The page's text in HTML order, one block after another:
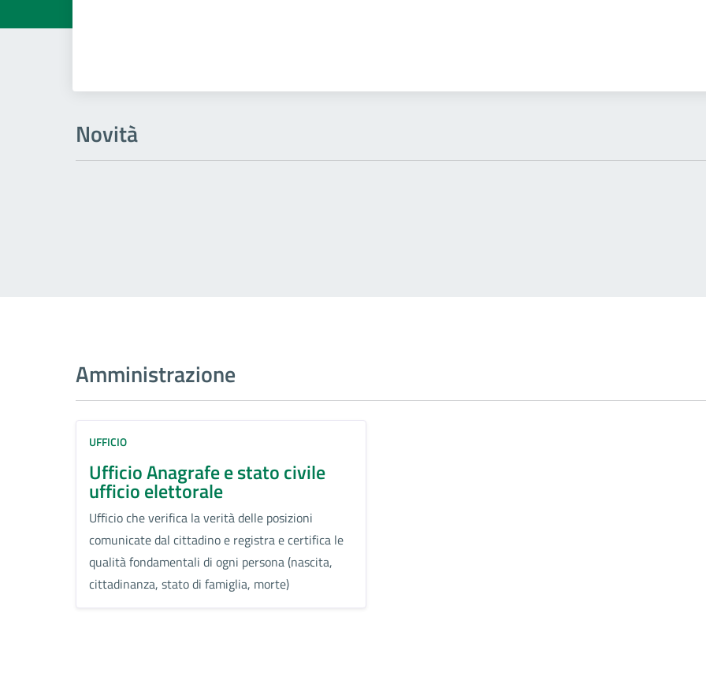
Novità
Amministrazione
UFFICIO
Ufficio Anagrafe e stato civile
ufficio elettorale
Ufficio che verifica la verità delle posizioni
comunicate dal cittadino e registra e certifica le
qualità fondamentali di ogni persona (nascita,
cittadinanza, stato di famiglia, morte)